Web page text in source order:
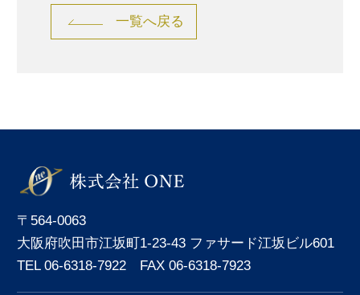
一覧へ戻る
〒564-0063
大阪府吹田市江坂町1-23-43 ファサード江坂ビル601
TEL 06-6318-7922 FAX 06-6318-7923